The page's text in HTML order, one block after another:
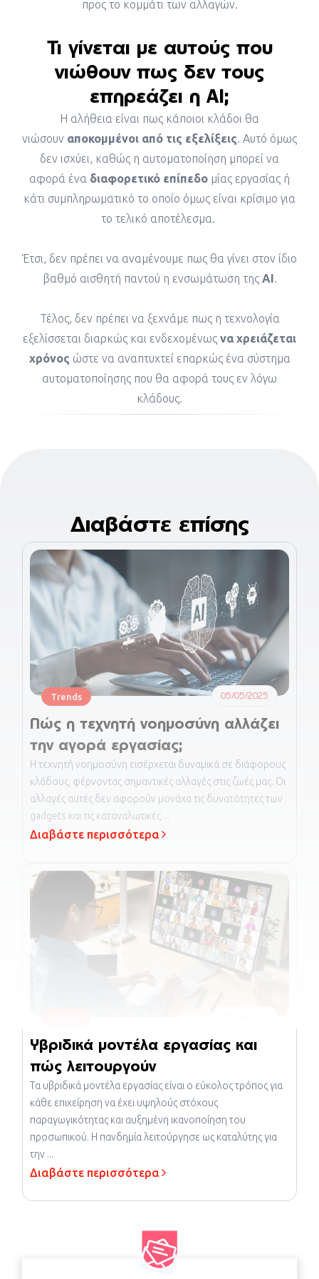
προς το κομμάτι των αλλαγών.
Τι γίνεται με αυτούς που
νιώθουν πως δεν τους
επηρεάζει η AI;
Η αλήθεια είναι πως κάποιοι κλάδοι θα
νιώσουν αποκομμένοι από τις εξελίξεις. Αυτό όμως
δεν ισχύει, καθώς η αυτοματοποίηση μπορεί να
αφορά ένα διαφορετικό επίπεδο μίας εργασίας ή
κάτι συμπληρωματικό το οποίο όμως είναι κρίσιμο για
το τελικό αποτέλεσμα.
Έτσι, δεν πρέπει να αναμένουμε πως θα γίνει στον ίδιο
βαθμό αισθητή παντού η ενσωμάτωση της AI.
Τέλος, δεν πρέπει να ξεχνάμε πως η τεχνολογία
εξελίσσεται διαρκώς και ενδεχομένως να χρειάζεται
χρόνος ώστε να αναπτυχτεί επαρκώς ένα σύστημα
αυτοματοποίησης που θα αφορά τους εν λόγω
κλάδους.
Διαβάστε επίσης
Trends 05/05/2025
Πώς η τεχνητή νοημοσύνη αλλάζει
την αγορά εργασίας;
Η τεχνητή νοημοσύνη εισέρχεται δυναμικά σε διάφορους
κλάδους, φέρνοντας σημαντικές αλλαγές στις ζωές μας. Οι
αλλαγές αυτές δεν αφορούν μονάχα τις δυνατότητες των
gadgets και τις καταναλωτικές ...
Διαβάστε περισσότερα
Υβριδικά μοντέλα εργασίας και
πώς λειτουργούν
Τα υβριδικά μοντέλα εργασίας είναι ο εύκολος τρόπος για
κάθε επιχείρηση να έχει υψηλούς στόχους
παραγωγικότητας και αυξημένη ικανοποίηση του
προσωπικού. Η πανδημία λειτούργησε ως καταλύτης για
την ...
Διαβάστε περισσότερα